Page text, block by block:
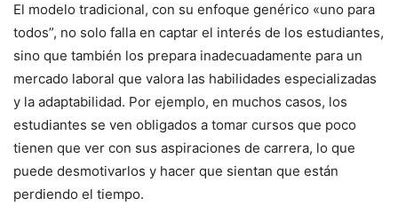
El modelo tradicional, con su enfoque genérico «uno para
todos”, no solo falla en captar el interés de los estudiantes,
sino que también los prepara inadecuadamente para un
mercado laboral que valora las habilidades especializadas
y la adaptabilidad. Por ejemplo, en muchos casos, los
estudiantes se ven obligados a tomar cursos que poco
tienen que ver con sus aspiraciones de carrera, lo que
puede desmotivarlos y hacer que sientan que están
perdiendo el tiempo.